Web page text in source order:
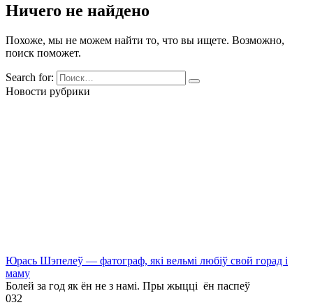
Ничего не найдено
Похоже, мы не можем найти то, что вы ищете. Возможно,
поиск поможет.
Search for:
Новости рубрики
Юрась Шэпелеў — фатограф, які вельмі любіў свой горад і
маму
Болей за год як ён не з намі. Пры жыцці ён паспеў
032